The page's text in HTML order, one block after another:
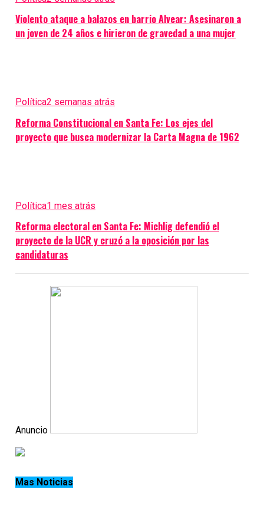
Violento ataque a balazos en barrio Alvear: Asesinaron a
un joven de 24 años e hirieron de gravedad a una mujer
Política2 semanas atrás
Reforma Constitucional en Santa Fe: Los ejes del
proyecto que busca modernizar la Carta Magna de 1962
Política1 mes atrás
Reforma electoral en Santa Fe: Michlig defendió el
proyecto de la UCR y cruzó a la oposición por las
candidaturas
Anuncio
Mas Noticias